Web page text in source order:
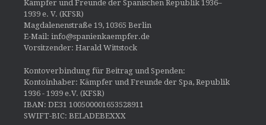
Kämpfer und Freunde der Spanischen Republik 1936–
1939 e. V. (KFSR)
Magdalenenstraße 19, 10365 Berlin
E-Mail: info@spanienkaempfer.de
Vorsitzender: Harald Wittstock
Kontoverbindung für Beitrag und Spenden:
Kontoinhaber: Kämpfer und Freunde der Spa, Republik
1936 - 1939 e.V. (KFSR)
IBAN: DE31 100500001653528911
SWIFT-BIC: BELADEBEXXX